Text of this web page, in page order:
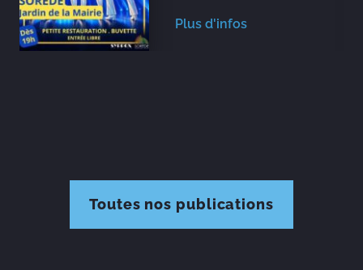
Plus d'infos
Toutes nos publications